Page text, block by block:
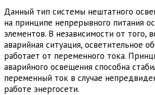
Данный тип системы нештатного
на принципе непрерывного питания
элементов. В независимости от того,
аварийная ситуация, осветительное
работает от переменного тока.
аварийного освещения способна
переменный ток в случае
работе энергосети.